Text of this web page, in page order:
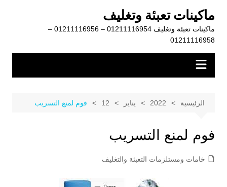
المحتوى
ماكينات تعبئة وتغليف
ماكينات تعبئة وتغليف 01211116954 – 01211116956 –
01211116958
الرئيسية 2022 يناير 12 فوم لمنع التسريب
فوم لمنع التسريب
خامات ومستلزمات التعبئة والتغليف